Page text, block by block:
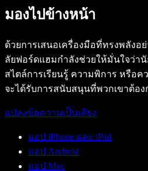
มองไปข้างหน้า
ด้วยการเสนอเครื่องมือที่ทรงพลังอย่
ลัยฟอร์ดแฮมกำลังช่วยให้มั่นใจว่า
สไตล์การเรียนรู้ ความพิการ หรือค
จะได้รับการสนับสนุนที่พวกเขาต้อง
แปลงข้อความเป็นเสียง
แอป iPhone และ iPad
แอป Android
แอป Mac